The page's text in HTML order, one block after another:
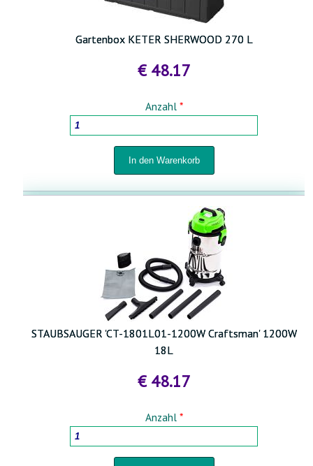
Gartenbox KETER SHERWOOD 270 L
€ 48.17
Anzahl *
STAUBSAUGER 'CT-1801L01-1200W Craftsman' 1200W
18L
€ 48.17
Anzahl *